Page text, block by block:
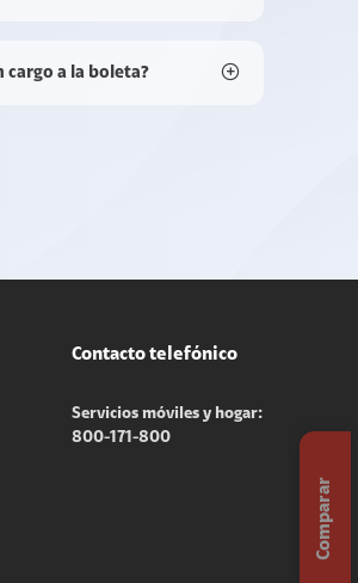
a la boleta?
Contacto telefónico
Servicios móviles y hogar:
800-171-800